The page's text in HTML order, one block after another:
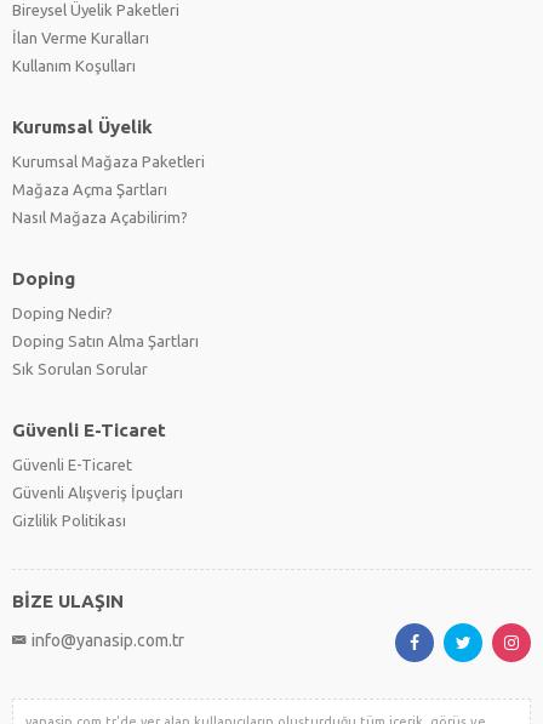
Bireysel Üyelik Paketleri
İlan Verme Kuralları
Kullanım Koşulları
Kurumsal Üyelik
Kurumsal Mağaza Paketleri
Mağaza Açma Şartları
Nasıl Mağaza Açabilirim?
Doping
Doping Nedir?
Doping Satın Alma Şartları
Sık Sorulan Sorular
Güvenli E-Ticaret
Güvenli E-Ticaret
Güvenli Alışveriş İpuçları
Gizlilik Politikası
BİZE ULAŞIN
info@yanasip.com.tr